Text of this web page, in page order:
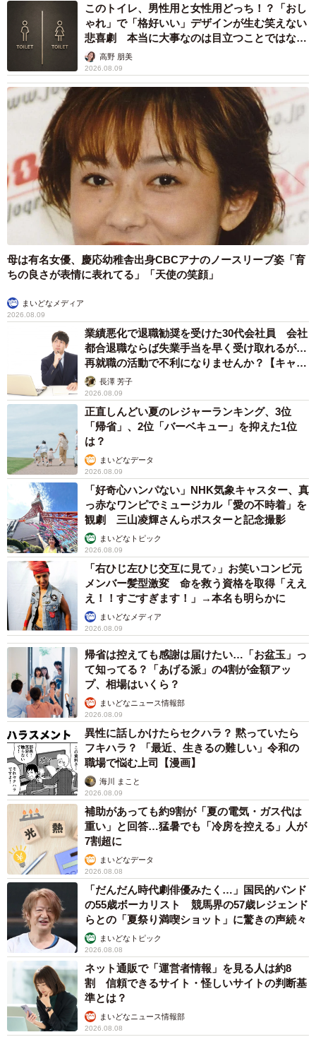
このトイレ、男性用と女性用どっち！？「おし
ゃれ」で「格好いい」デザインが生む笑えない
悲喜劇 本当に大事なのは目立つことではな
く…高野 朋美
2026.08.09
母は有名女優、慶応幼稚舎出身CBCアナのノースリーブ姿「育
ちの良さが表情に表れてる」「天使の笑顔」
まいどなメディア
2026.08.09
業績悪化で退職勧奨を受けた30代会社員 会社
都合退職ならば失業手当を早く受け取れるが…
再就職の活動で不利になりませんか？【キャリ
アカウンセラーが解説】
長澤 芳子
2026.08.09
正直しんどい夏のレジャーランキング、3位
「帰省」、2位「バーベキュー」を抑えた1位
は？
まいどなデータ
2026.08.09
「好奇心ハンパない」NHK気象キャスター、真
っ赤なワンピでミュージカル「愛の不時着」を
観劇 三山凌輝さんらポスターと記念撮影
まいどなトピック
2026.08.09
「右ひじ左ひじ交互に見て♪」お笑いコンビ元
メンバー髪型激変 命を救う資格を取得「ええ
え！！すごすぎます！」→本名も明らかに
まいどなメディア
2026.08.09
帰省は控えても感謝は届けたい…「お盆玉」っ
て知ってる？「あげる派」の4割が金額アッ
プ、相場はいくら？
まいどなニュース情報部
2026.08.09
異性に話しかけたらセクハラ？ 黙っていたら
フキハラ？ 「最近、生きるの難しい」令和の
職場で悩む上司【漫画】
海川 まこと
2026.08.09
補助があっても約9割が「夏の電気・ガス代は
重い」と回答…猛暑でも「冷房を控える」人が
7割超に
まいどなデータ
2026.08.08
「だんだん時代劇俳優みたく…」国民的バンド
の55歳ボーカリスト 競馬界の57歳レジェンド
らとの「夏祭り満喫ショット」に驚きの声続々
まいどなトピック
2026.08.08
ネット通販で「運営者情報」を見る人は約8
割 信頼できるサイト・怪しいサイトの判断基
準とは？
まいどなニュース情報部
2026.08.08